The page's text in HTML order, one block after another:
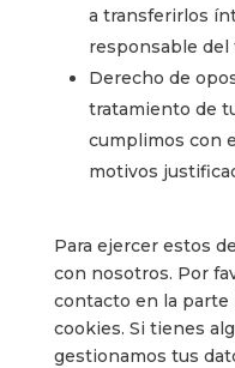
a transferirlos
responsable del
Derecho de
tratamiento de
cumplimos con
motivos
Para ejercer estos
con nosotros. Por
contacto en la
cookies. Si tienes
gestionamos tus